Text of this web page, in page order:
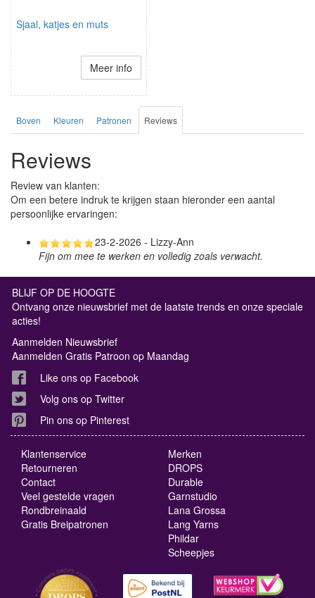
Sjaal, katjes en muts
Meer info
Boven Kleuren Patronen Reviews
Reviews
Review van klanten:
Om een betere indruk te krijgen staan hieronder een aantal
persoonlijke ervaringen:
23-2-2026 - Lizzy-Ann
Fijn om mee te werken en volledig zoals verwacht.
BLIJF OP DE HOOGTE
Ontvang onze nieuwsbrief met de laatste trends en onze speciale
acties!
Aanmelden Nieuwsbrief
Aanmelden Gratis Patroon op Maandag
Like ons op Facebook
Volg ons op Twitter
Pin ons op Pinterest
Klantenservice
Retourneren
Contact
Veel gestelde vragen
Rondbreinaald
Gratis Breipatronen
Merken
DROPS
Durable
Garnstudio
Lana Grossa
Lang Yarns
Phildar
Scheepjes